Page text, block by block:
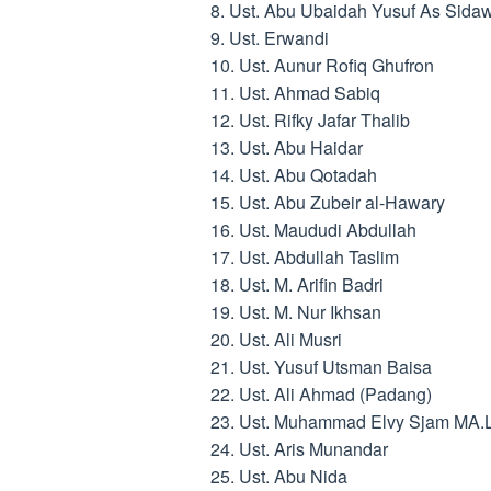
8. Ust. Abu Ubaidah Yusuf As
9. Ust. Erwandi
10. Ust. Aunur Rofiq Ghufron
11. Ust. Ahmad Sabiq
12. Ust. Rifky Jafar Thalib
13. Ust. Abu Haidar
14. Ust. Abu Qotadah
15. Ust. Abu Zubeir al-Hawary
16. Ust. Maududi Abdullah
17. Ust. Abdullah Taslim
18. Ust. M. Arifin Badri
19. Ust. M. Nur Ikhsan
20. Ust. Ali Musri
21. Ust. Yusuf Utsman Baisa
22. Ust. Ali Ahmad (Padang)
23. Ust. Muhammad Elvy Sjam
24. Ust. Aris Munandar
25. Ust. Abu Nida